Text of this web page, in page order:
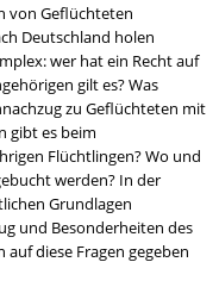
von Geflüchteten
Deutschland holen
wer hat ein Recht auf
gilt es? Was
zu Geflüchteten mit
gibt es beim
Flüchtlingen? Wo und
werden? In der
Grundlagen
und Besonderheiten des
diese Fragen gegeben